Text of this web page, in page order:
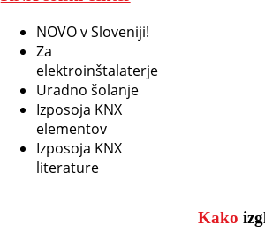
NOVO v Sloveniji!
Za
elektroinštalaterje
Uradno šolanje
Izposoja KNX
elementov
Izposoja KNX
literature
Kako